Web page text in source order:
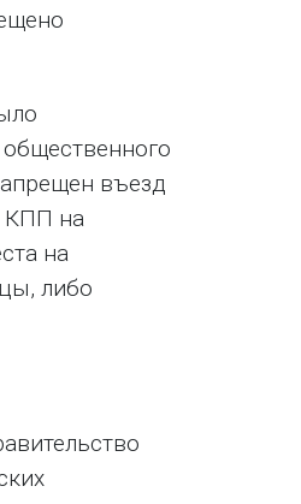
въезд
КПП на
на
либо